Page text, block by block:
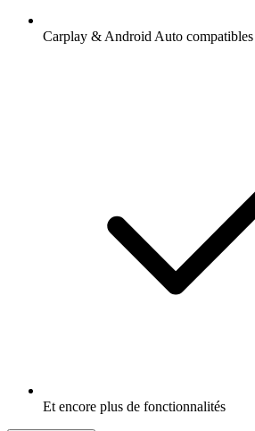
Carplay & Android Auto compatibles
Et encore plus de fonctionnalités